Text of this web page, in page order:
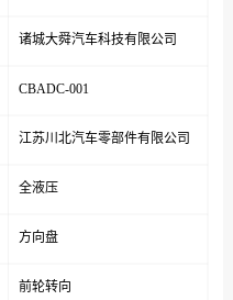
诸城大舜汽车科技有限公司
CBADC-001
江苏川北汽车零部件有限公司
全液压
方向盘
前轮转向